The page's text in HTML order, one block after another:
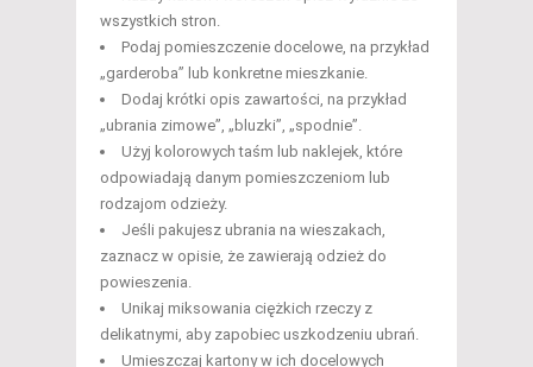
wszystkich stron.
Podaj pomieszczenie docelowe, na przykład
„garderoba” lub konkretne mieszkanie.
Dodaj krótki opis zawartości, na przykład
„ubrania zimowe”, „bluzki”, „spodnie”.
Użyj kolorowych taśm lub naklejek, które
odpowiadają danym pomieszczeniom lub
rodzajom odzieży.
Jeśli pakujesz ubrania na wieszakach,
zaznacz w opisie, że zawierają odzież do
powieszenia.
Unikaj miksowania ciężkich rzeczy z
delikatnymi, aby zapobiec uszkodzeniu ubrań.
Umieszczaj kartony w ich docelowych